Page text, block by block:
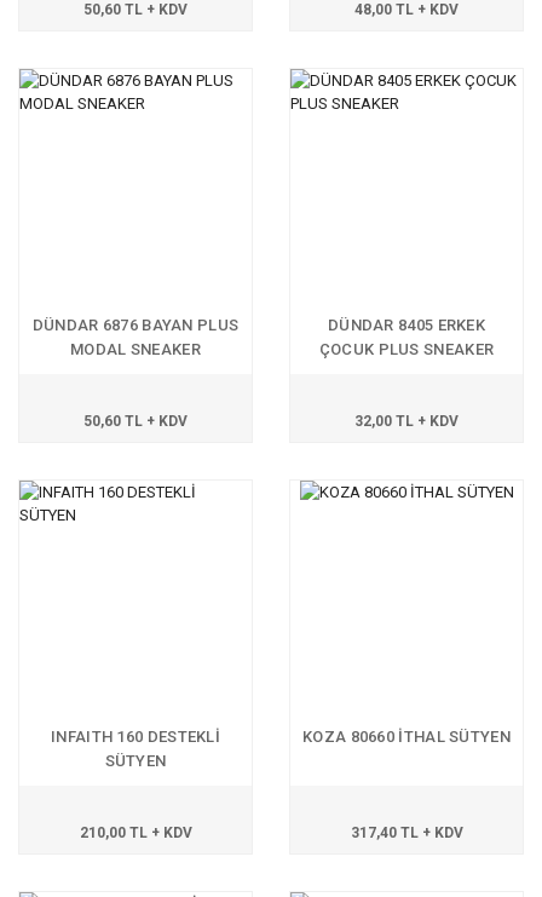
50,60 TL + KDV 48,00 TL + KDV
DÜNDAR 6876 BAYAN PLUS
MODAL SNEAKER
50,60 TL + KDV
DÜNDAR 8405 ERKEK
ÇOCUK PLUS SNEAKER
32,00 TL + KDV
INFAITH 160 DESTEKLİ
SÜTYEN
210,00 TL + KDV
KOZA 80660 İTHAL SÜTYEN
317,40 TL + KDV